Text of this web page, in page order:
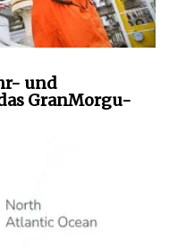
und
GranMorgu-